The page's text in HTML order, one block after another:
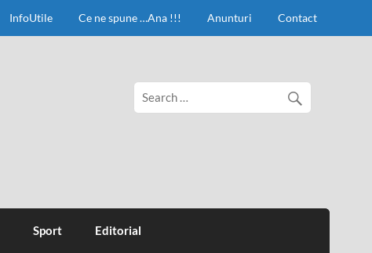
InfoUtile Ce ne spune …Ana !!! Anunturi Contact
Sport Editorial